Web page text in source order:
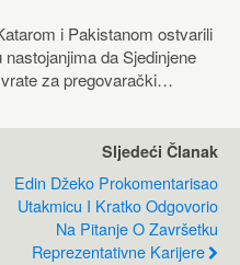
i Pakistanom ostvarili
da Sjedinjene
za pregovarački…
Sljedeći Članak
Edin Džeko Prokomentarisao
Utakmicu I Kratko Odgovorio
Na Pitanje O Završetku
Reprezentativne Karijere